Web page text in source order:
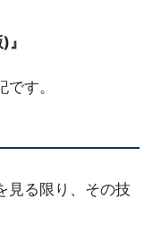
す。
見る限り、その技